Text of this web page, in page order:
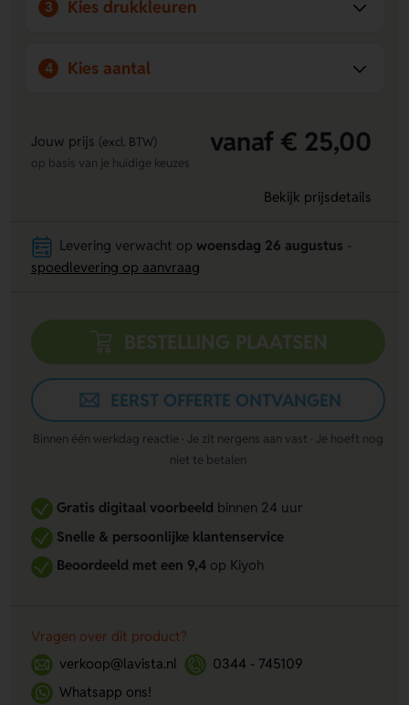
Ons bedrijf biedt het grootste aanbod van Nederland aan
leveren maatwerk op basis van duurzame materialen en
perfecte oplossing te bieden voor elke situatie.
3 Kies drukkleuren
4 Kies aantal
Jouw prijs (excl. BTW) vanaf € 25,00
op basis van je huidige keuzes
Bekijk prijsdetails
Levering verwacht op woensdag 26 augustus
spoedlevering op aanvraag
BESTELLING PLAATSEN
EERST OFFERTE ONTVANGEN
Binnen één werkdag reactie · Je zit nergens aan vast · Je hoeft nog
niet te betalen
Gratis digitaal voorbeeldbinnen 24 uur
Snelle & persoonlijke klantenservice
Beoordeeld met een 9,4op Kiyoh
Vragen over dit product?
verkoop@lavista.nl
0344 - 745109
Whatsapp ons!